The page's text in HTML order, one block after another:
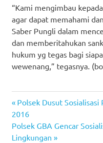
“Kami mengimbau
agar dapat memahami
Saber Pungli dalam
dan memberitahukan
hukum yg tegas bagi
wewenang,” tegasnya.
Post
navigation
Previous
Post:
Polsek Dusut
2016
Next
Post:
Polsek GBA Gencar
Lingkungan